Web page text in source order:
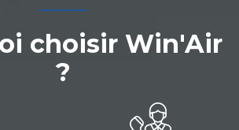
choisir Win'Air
?